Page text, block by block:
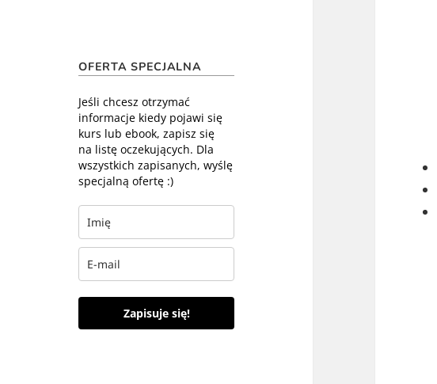
OFERTA SPECJALNA
Jeśli chcesz otrzymać
informacje kiedy pojawi się
kurs lub ebook, zapisz się
na listę oczekujących. Dla
wszystkich zapisanych, wyślę
specjalną ofertę :)
Zapisuje się!